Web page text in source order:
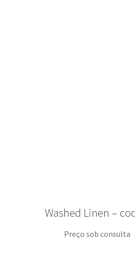
Washed Linen –
Preço sob consulta